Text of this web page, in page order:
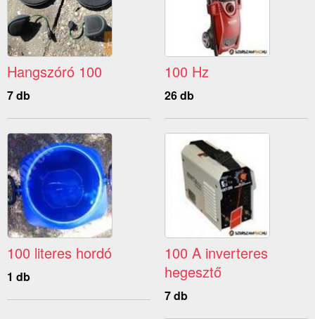
Hangszóró 100
7 db
100 Hz
26 db
100 literes hordó
1 db
100 A inverteres
hegesztő
7 db